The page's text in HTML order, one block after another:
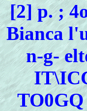
[2] p. ;
Bianca
n-g-
TO0GQ